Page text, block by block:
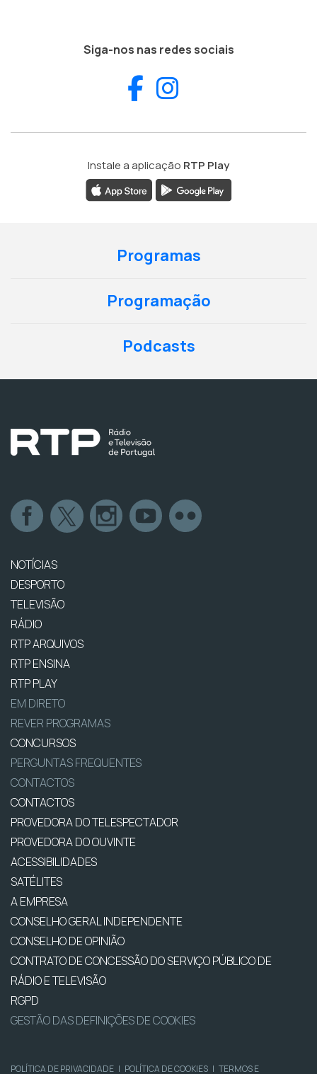
Siga-nos nas redes sociais
Facebook
Instale a aplicação RTP Play
Programas
Programação
Podcasts
NOTÍCIAS
DESPORTO
TELEVISÃO
RÁDIO
RTP ARQUIVOS
RTP ENSINA
RTP PLAY
EM DIRETO
REVER PROGRAMAS
CONCURSOS
PERGUNTAS FREQUENTES
CONTACTOS
CONTACTOS
PROVEDORA DO TELESPECTADOR
PROVEDORA DO OUVINTE
ACESSIBILIDADES
SATÉLITES
A EMPRESA
CONSELHO GERAL INDEPENDENTE
CONSELHO DE OPINIÃO
CONTRATO DE CONCESSÃO DO SERVIÇO PÚBLICO DE
RÁDIO E TELEVISÃO
RGPD
GESTÃO DAS DEFINIÇÕES DE COOKIES
POLÍTICA DE PRIVACIDADE | POLÍTICA DE COOKIES | TERMOS E